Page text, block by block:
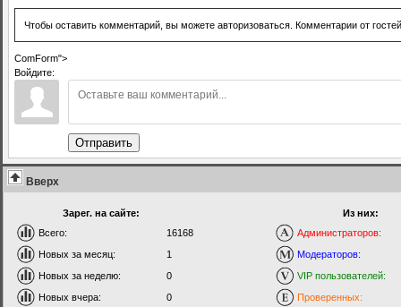
Чтобы оставить комментарий, вы можете авторизоваться. Комментарии от
ComForm">
Войдите:
Отправить
Вверх
Зарег. на сайте:
Всего:
16168
Новых за месяц:
1
Новых за неделю:
0
Новых вчера:
0
Из них:
Администраторов:
Модераторов:
VIP пользователей:
Проверенных: